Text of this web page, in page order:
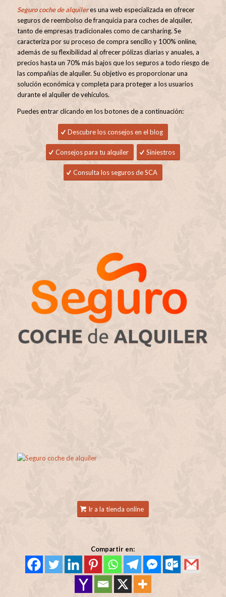
Seguro coche de alquileres una web especializada en ofrecer
seguros de reembolso de franquicia para coches de alquiler,
tanto de empresas tradicionales como de carsharing. Se
caracteriza por su proceso de compra sencillo y 100% online,
además de su flexibilidad al ofrecer pólizas diarias y anuales, a
precios hasta un 70% más bajos que los seguros a todo riesgo de
las compañías de alquiler. Su objetivo es proporcionar una
solución económica y completa para proteger a los usuarios
durante el alquiler de vehículos.
Puedes entrar clicando en los botones de a continuación:
Descubre los consejos en el blog
Consejos para tu alquiler Siniestros
Consulta los seguros de SCA
Ir a la tienda online
Compartir en: